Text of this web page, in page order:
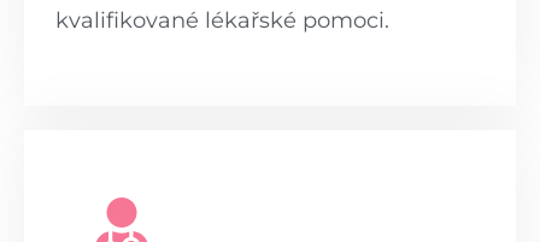
kvalifikované lékařské pomoci.